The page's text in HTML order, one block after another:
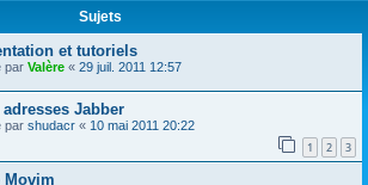
Sujets
et tutoriels
par Valère « 29 juil. 2011 12:57
Jabber
par shudacr « 10 mai 2011 20:22
1 2 3
Movim